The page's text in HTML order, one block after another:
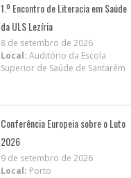
1.º Encontro de Literacia em Saúde
da ULS Lezíria
8 de setembro de 2026
Local: Auditório da Escola
Superior de Saúde de Santarém
Conferência Europeia sobre o Luto
2026
9 de setembro de 2026
Local: Porto